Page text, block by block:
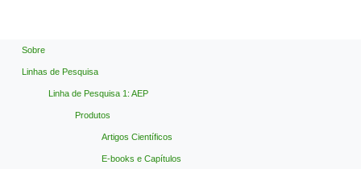
Sobre
Linhas de Pesquisa
Linha de Pesquisa 1: AEP
Produtos
Artigos Científicos
E-books e Capítulos